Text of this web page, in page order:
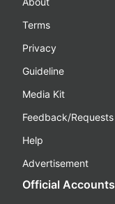
Terms
Privacy
Guideline
Media Kit
Feedback/Requests
Help
Advertisement
Official Accounts